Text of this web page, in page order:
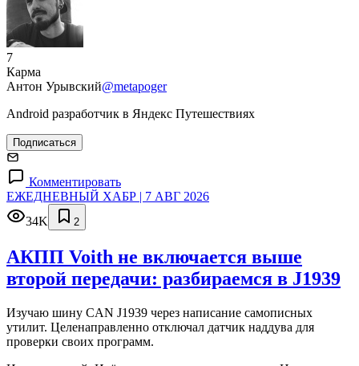
7
Карма
Антон Урывский@metapoger
Android разработчик в Яндекс Путешествиях
Подписаться
Комментировать
ЕЖЕДНЕВНЫЙ ХАБР | 7 АВГ 2026
34K
2
АКПП Voith не включается выше
второй передачи: разбираемся в J1939
Изучаю шину CAN J1939 через написание самописных
утилит. Целенаправленно отключал датчик наддува для
проверки своих программ.